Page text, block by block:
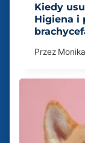
Kiedy
Higiena i
Przez